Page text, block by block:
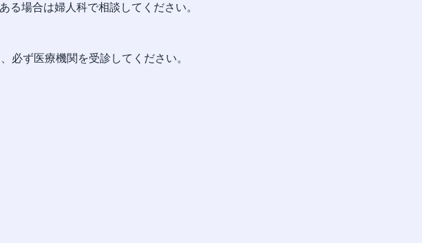
場合は婦人科で相談してください。
必ず医療機関を受診してください。